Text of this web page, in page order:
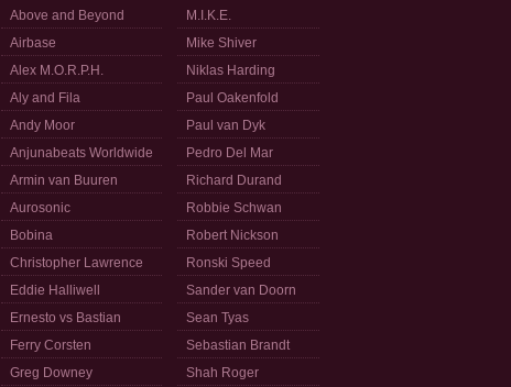
Above and Beyond
Airbase
Alex M.O.R.P.H.
Aly and Fila
Andy Moor
Anjunabeats Worldwide
Armin van Buuren
Aurosonic
Bobina
Christopher Lawrence
Eddie Halliwell
Ernesto vs Bastian
Ferry Corsten
Greg Downey
M.I.K.E.
Mike Shiver
Niklas Harding
Paul Oakenfold
Paul van Dyk
Pedro Del Mar
Richard Durand
Robbie Schwan
Robert Nickson
Ronski Speed
Sander van Doorn
Sean Tyas
Sebastian Brandt
Shah Roger